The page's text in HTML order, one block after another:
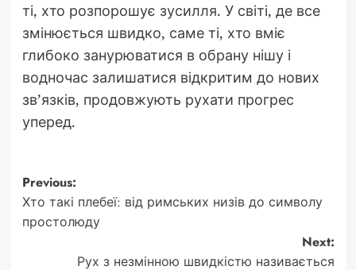
ті, хто розпорошує зусилля. У світі, де все
змінюється швидко, саме ті, хто вміє
глибоко занурюватися в обрану нішу і
водночас залишатися відкритим до нових
зв’язків, продовжують рухати прогрес
уперед.
Post
navigation
Previous:
Хто такі плебеї: від римських низів до символу
простолюду
Next:
Рух з незмінною швидкістю називається